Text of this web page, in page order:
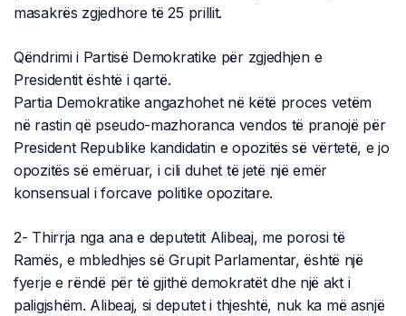
masakrës zgjedhore të 25 prillit.
Qëndrimi i Partisë Demokratike për zgjedhjen e
Presidentit është i qartë.
Partia Demokratike angazhohet në këtë proces vetëm
në rastin që pseudo-mazhoranca vendos të pranojë për
President Republike kandidatin e opozitës së vërtetë, e jo
opozitës së emëruar, i cili duhet të jetë një emër
konsensual i forcave politike opozitare.
2- Thirrja nga ana e deputetit Alibeaj, me porosi të
Ramës, e mbledhjes së Grupit Parlamentar, është një
fyerje e rëndë për të gjithë demokratët dhe një akt i
paligjshëm. Alibeaj, si deputet i thjeshtë, nuk ka më asnjë